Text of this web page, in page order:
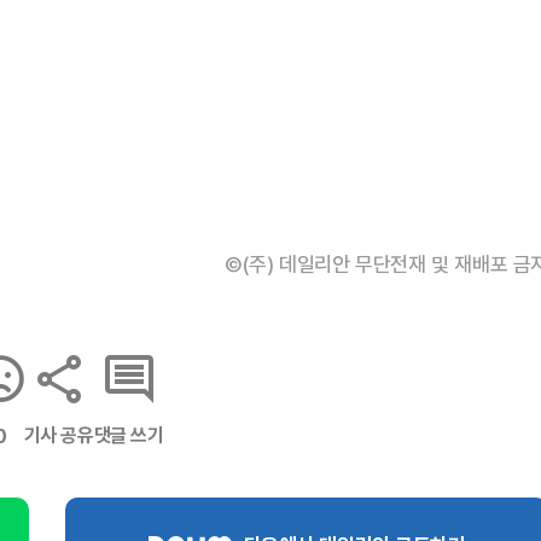
©(주) 데일리안 무단전재 및 재배포 금
기사 공유댓글 쓰기